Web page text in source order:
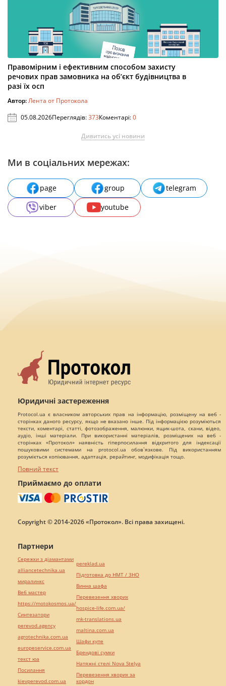
Правомірним і ефективним способом захисту
речових прав замовника на об’єкт будівництва в
разі їх осп
Автор:Лента от Протокола
05.08.2026Переглядів:373Коментарі:0
Дивитись усі новини
Ми в соціальних мережах:
page group
telegram
viber
youtube
Юридичні застереження
Protocol.ua є власником авторських прав на інформацію, розміщену на веб -
сторінках даного ресурсу, якщо не вказано інше. Під інформацією розуміються
тексти, коментарі, статті, фотозображення, малюнки, ящик-шота, скани, відео,
аудіо, інші матеріали. При використанні матеріалів, розміщених на веб -
сторінках «Протокол» наявність гіперпосилання відкритого для індексації
пошуковими системами на protocol.ua обов`язкове. Під використанням
розуміється копіювання, адаптація, рерайтинг, модифікація тощо.
Повний текст
Приймаємо до оплати
Copyright © 2014-2026 «Протокол». Всі права захищені.
Партнери
Сережки з діамантами
alliancetechnika.ua
миралинкс
Веб мастер
https://motokosmos.ua/
Синтезатори
perevod.agency
agrotechnika.com.ua
europeservice.com.ua
текст юа
Посилання
kievperevod.com.ua
pereklad.ua
Підготовка до НМТ / ЗНО
Винна шафа
Перевезення хворих
hospice-life.com.ua/
mk-translations.ua
maltina.com.ua
Шафи купе
Брендові сумки
Натяжні стелі Nova Stelya
Перевезення хворих за
кордон